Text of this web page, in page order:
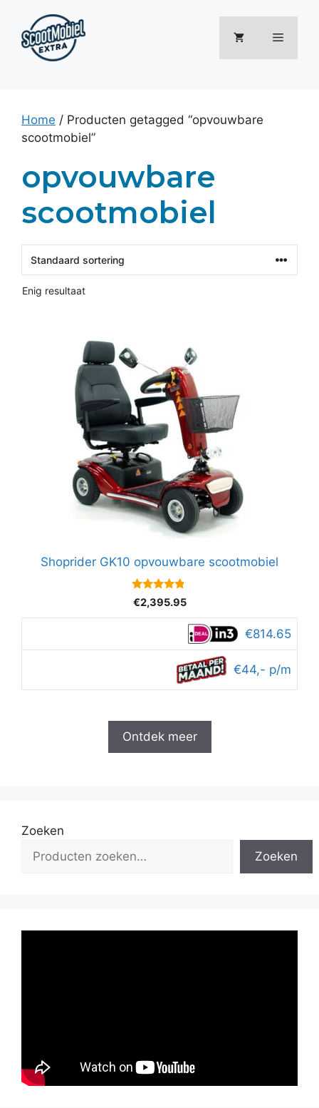
inhoud
Menu
Home / Producten getagged “opvouwbare
scootmobiel”
opvouwbare
scootmobiel
Enig resultaat
Shoprider GK10 opvouwbare scootmobiel
4.67
van 5
€2,395.95
€814.65
€44,- p/m
Ontdek meer
Zoeken
Zoeken